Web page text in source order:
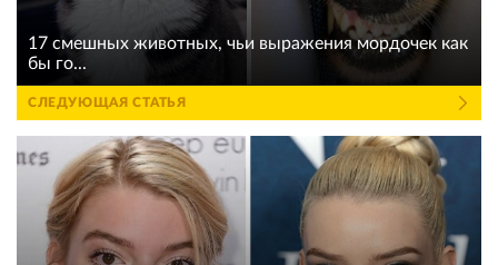
17 смешных животных, чьи выражения мордочек как
бы го...
СЛЕДУЮЩАЯ СТАТЬЯ